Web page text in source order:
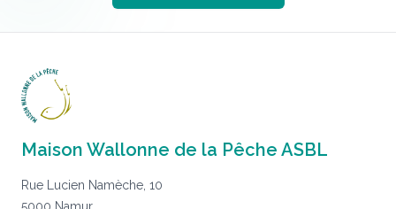
Maison Wallonne de la Pêche ASBL
Rue Lucien Namèche, 10